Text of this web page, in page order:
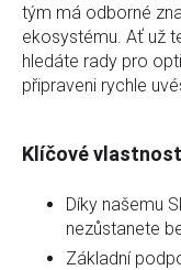
tým má odborné
ekosystému. Ať už
hledáte rady pro
připraveni rychle
Klíčové
Díky našemu
nezůstanete
Základní